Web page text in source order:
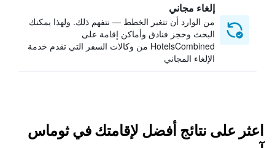
إلغاء مجاني
من الوارد أن تتغير الخطط — نتفهم ذلك. ولهذا يمكنك
البحث وحجز فنادق وأماكن إقامة على
HotelsCombined من وكالات السفر التي تقدم خدمة
الإلغاء المجاني
اعثر على نتائج أفضل لإقامتك في ثوماس